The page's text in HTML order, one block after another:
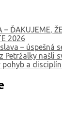
– ĎAKUJEME,
2026
– úspešná
Petržalky našli
pohyb a